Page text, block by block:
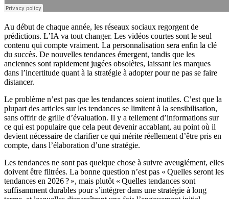
Au début de chaque année, les réseaux sociaux regorgent de
prédictions. L’IA va tout changer. Les vidéos courtes sont le seul
contenu qui compte vraiment. La personnalisation sera enfin la clé
du succès. De nouvelles tendances émergent, tandis que les
anciennes sont rapidement jugées obsolètes, laissant les marques
dans l’incertitude quant à la stratégie à adopter pour ne pas se faire
distancer.
Le problème n’est pas que les tendances soient inutiles. C’est que la
plupart des articles sur les tendances se limitent à la sensibilisation,
sans offrir de grille d’évaluation. Il y a tellement d’informations sur
ce qui est populaire que cela peut devenir accablant, au point où il
devient nécessaire de clarifier ce qui mérite réellement d’être pris en
compte, dans l’élaboration d’une stratégie.
Les tendances ne sont pas quelque chose à suivre aveuglément, elles
doivent être filtrées. La bonne question n’est pas « Quelles seront les
tendances en 2026 ? », mais plutôt « Quelles tendances sont
suffisamment durables pour s’intégrer dans une stratégie à long